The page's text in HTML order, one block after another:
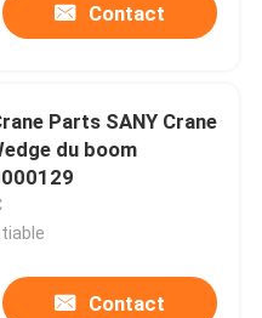
Contact
Parts SANY Crane
du boom
Contact